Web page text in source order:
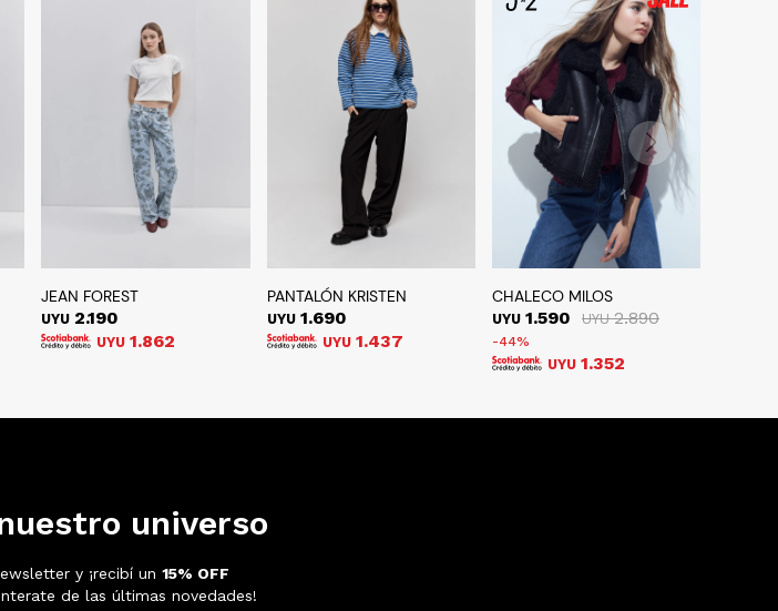
JEAN FOREST
UYU 2.190
UYU 1.862
PANTALÓN KRISTEN
UYU 1.690
UYU 1.437
CHALECO MILOS
UYU 1.590 UYU 2.890
44
UYU 1.352
universo
y ¡recibí un 15% OFF
de las últimas novedades!